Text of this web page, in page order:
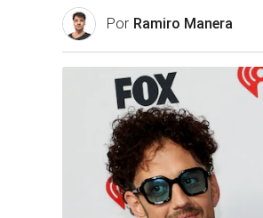
Por Ramiro Manera